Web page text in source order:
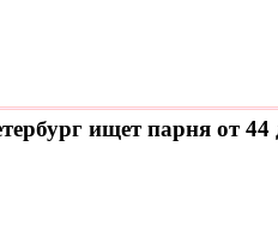
ищет парня от 44